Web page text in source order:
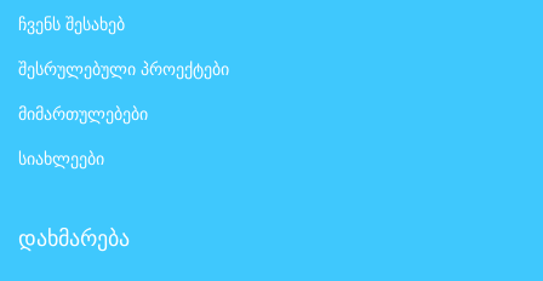
ჩვენს შესახებ
შესრულებული პროექტები
მიმართულებები
სიახლეები
დახმარება